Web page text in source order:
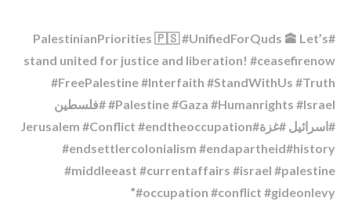
#PalestinianPriorities 🇵🇸 #UnifiedForQuds 🕋 Let’s
stand united for justice and liberation! #ceasefirenow
#FreePalestine #Interfaith #StandWithUs #Truth
#Palestine #Gaza #Humanrights #Israel #فلسطين
#اسرائیل #غزة#Jerusalem #Conflict #endtheoccupation
#endsettlercolonialism #endapartheid#history
#middleeast #currentaffairs #israel #palestine
#occupation #conflict #gideonlevy”